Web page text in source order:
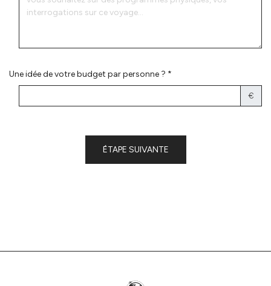
Une idée de votre budget par personne ? *
€
ÉTAPE SUIVANTE